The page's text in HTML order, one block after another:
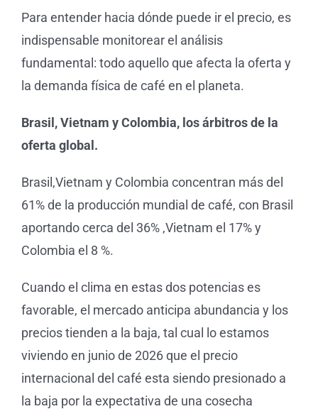
Para entender hacia dónde puede ir el precio, es
indispensable monitorear el análisis
fundamental: todo aquello que afecta la oferta y
la demanda física de café en el planeta.
Brasil, Vietnam y Colombia, los árbitros de la
oferta global.
Brasil,Vietnam y Colombia concentran más del
61% de la producción mundial de café, con Brasil
aportando cerca del 36% ,Vietnam el 17% y
Colombia el 8 %.
Cuando el clima en estas dos potencias es
favorable, el mercado anticipa abundancia y los
precios tienden a la baja, tal cual lo estamos
viviendo en junio de 2026 que el precio
internacional del café esta siendo presionado a
la baja por la expectativa de una cosecha